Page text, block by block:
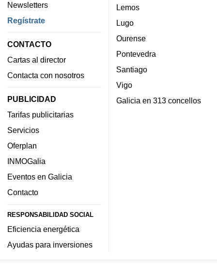
Newsletters
Regístrate
CONTACTO
Cartas al director
Contacta con nosotros
PUBLICIDAD
Tarifas publicitarias
Servicios
Oferplan
INMOGalia
Eventos en Galicia
Contacto
RESPONSABILIDAD SOCIAL
Eficiencia energética
Ayudas para inversiones
Lemos
Lugo
Ourense
Pontevedra
Santiago
Vigo
Galicia en 313 concellos